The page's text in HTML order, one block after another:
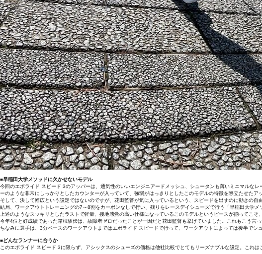
■早稲田大学メソッドに欠かせないモデル
今回のエボライド スピード 3のアッパーは、通気性のいいエンジニアードメッシュ、シュータンも薄いミニマルな
ーのような非常にしっかりとしたカウンターが入っていて、強弱がはっきりとしたこのモデルの特徴を際立たせたア
そして、決して幅広という設定ではないのですが、花田監督が気に入っているという、スピードを出すのに動きの自
結局、ワークアウトトレーニングの7～8割をカーボンなしで行い、残りをレースデイシューズで行う「早稲田大学メ
上述のようなスッキリとしたラストで軽量、接地感覚の高い仕様になっているこのモデルというピースが揃ってこ
今年4位と好成績であった箱根駅伝は、故障者ゼロだったことが一因だと花田監督も挙げていました。これもこう言
ちなみに選手は、3分ペースのワークアウトまではエボライド スピードで行って、ワークアウトによっては後半で
■どんなランナーに合うか
このエボライド スピード 3に限らず、アシックスのシューズの価格は他社比較でとてもリーズナブルな設定。これ